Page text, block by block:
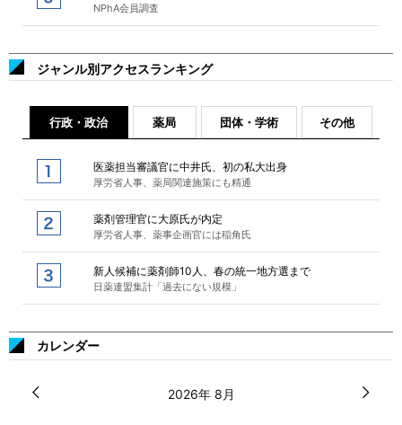
NPhA会員調査
ジャンル別アクセスランキング
行政・政治 薬局 団体・学術 その他
医薬担当審議官に中井氏、初の私大出身
厚労省人事、薬局関連施策にも精通
薬剤管理官に大原氏が内定
厚労省人事、薬事企画官には稲角氏
新人候補に薬剤師10人、春の統一地方選まで
日薬連盟集計「過去にない規模」
カレンダー
2026年 8月